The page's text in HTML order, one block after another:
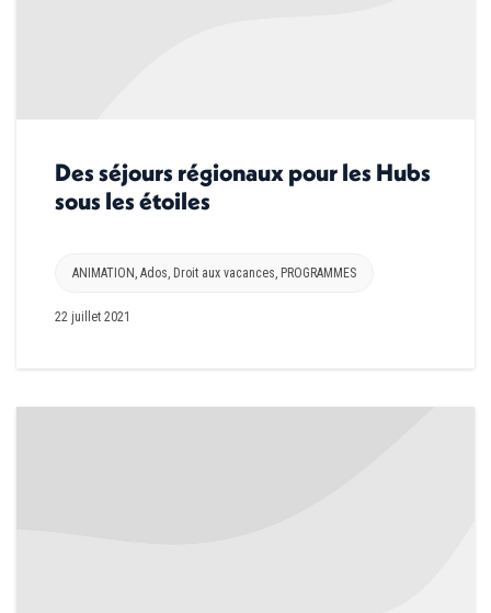
Des séjours régionaux pour les Hubs
sous les étoiles
ANIMATION , Ados, Droit aux vacances, PROGRAMMES
22 juillet 2021